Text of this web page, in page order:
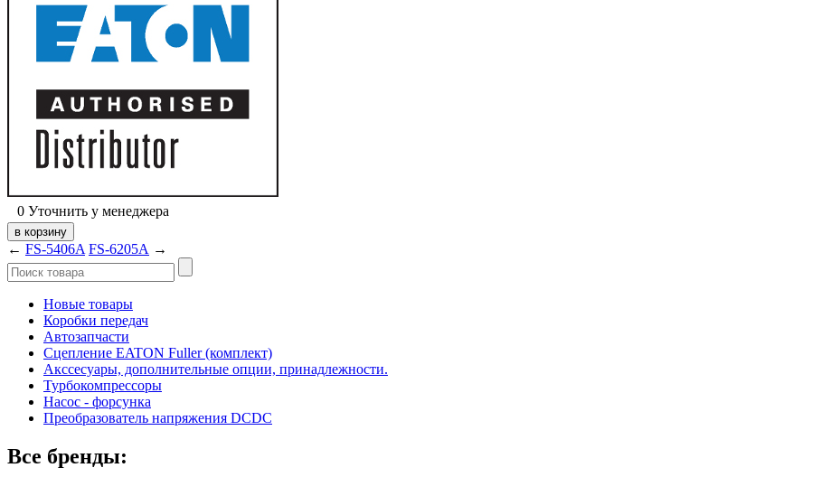
0 Уточнить у менеджера
← FS-5406A FS-6205A →
Новые товары
Коробки передач
Автозапчасти
Сцепление EATON Fuller (комплект)
Акссесуары, дополнительные опции, принадлежности.
Турбокомпрессоры
Насос - форсунка
Преобразователь напряжения DCDC
Все бренды: